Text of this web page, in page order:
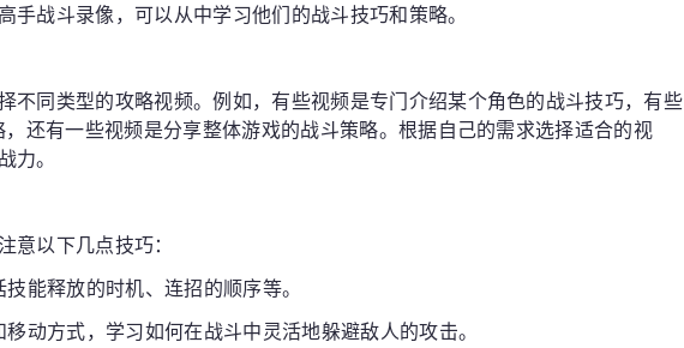
手战斗录像，可以从中学习他们的战斗技巧和策略。
不同类型的攻略视频。例如，有些视频是专门介绍某个角色的战斗技巧，有些
，还有一些视频是分享整体游戏的战斗策略。根据自己的需求选择适合的视
力。
意以下几点技巧：
能释放的时机、连招的顺序等。
动方式，学习如何在战斗中灵活地躲避敌人的攻击。